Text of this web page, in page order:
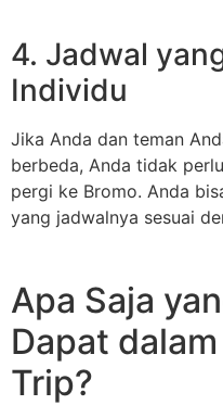
4. Jadwal
Individu
Jika Anda dan teman
berbeda, Anda tidak
pergi ke Bromo. Anda
yang jadwalnya sesuai
Apa Saja
Dapat
Trip?